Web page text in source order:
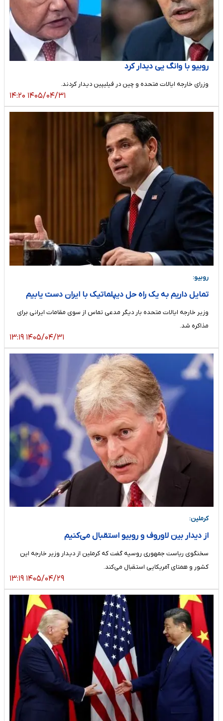
روبیو با وانگ یی دیدار کرد
وزرای خارجه ایالات متحده و چین در فیلیپین دیدار کردند.
۱۴۰۵/۰۴/۳۱ ۱۴:۲۰
روبیو:
تمایل داریم به یک راه حل دیپلماتیک با ایران دست یابیم
وزیر خارجه ایالات متحده بار دیگر مدعی تماس از سوی مقامات ایرانی برای
مذاکره شد.
۱۴۰۵/۰۴/۳۱ ۱۳:۱۹
کرملین:
از دیدار بین لاوروف و روبیو استقبال می‌کنیم
سخنگوی ریاست جمهوری روسیه گفت که کرملین از دیدار وزیر خارجه این
کشور و همتای آمریکایی استقبال می‌کند.
۱۴۰۵/۰۴/۲۹ ۱۳:۱۹